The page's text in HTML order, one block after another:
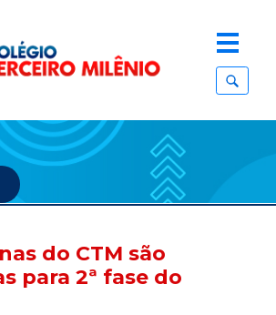
do CTM são
para 2ª fase do